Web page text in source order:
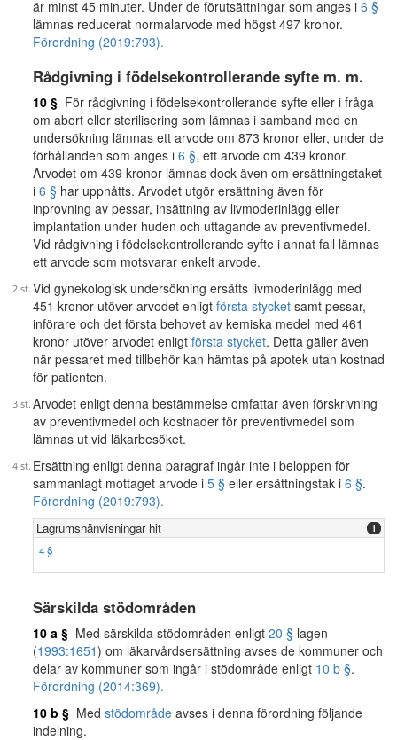
är minst 45 minuter. Under de förutsättningar som anges i 6 §
lämnas reducerat normalarvode med högst 497 kronor.
Förordning (2019:793).
Rådgivning i födelsekontrollerande syfte m. m.
10 § För rådgivning i födelsekontrollerande syfte eller i fråga
om abort eller sterilisering som lämnas i samband med en
undersökning lämnas ett arvode om 873 kronor eller, under de
förhållanden som anges i 6 §, ett arvode om 439 kronor.
Arvodet om 439 kronor lämnas dock även om ersättningstaket
i 6 § har uppnåtts. Arvodet utgör ersättning även för
inprovning av pessar, insättning av livmoderinlägg eller
implantation under huden och uttagande av preventivmedel.
Vid rådgivning i födelsekontrollerande syfte i annat fall lämnas
ett arvode som motsvarar enkelt arvode.
Vid gynekologisk undersökning ersätts livmoderinlägg med
451 kronor utöver arvodet enligt första stycket samt pessar,
införare och det första behovet av kemiska medel med 461
kronor utöver arvodet enligt första stycket. Detta gäller även
när pessaret med tillbehör kan hämtas på apotek utan kostnad
för patienten.
Arvodet enligt denna bestämmelse omfattar även förskrivning
av preventivmedel och kostnader för preventivmedel som
lämnas ut vid läkarbesöket.
Ersättning enligt denna paragraf ingår inte i beloppen för
sammanlagt mottaget arvode i 5 § eller ersättningstak i 6 §.
Förordning (2019:793).
Lagrumshänvisningar hit 1
4 §
Särskilda stödområden
10 a § Med särskilda stödområden enligt 20 § lagen
(1993:1651) om läkarvårdsersättning avses de kommuner och
delar av kommuner som ingår i stödområde enligt 10 b §.
Förordning (2014:369).
10 b § Med stödområde avses i denna förordning följande
indelning.